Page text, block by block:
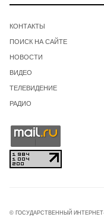
КОНТАКТЫ
ПОИСК НА САЙТЕ
НОВОСТИ
ВИДЕО
ТЕЛЕВИДЕНИЕ
РАДИО
© ГОСУДАРСТВЕННЫЙ